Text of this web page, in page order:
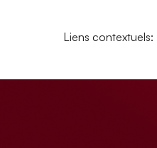
Liens contextuels: